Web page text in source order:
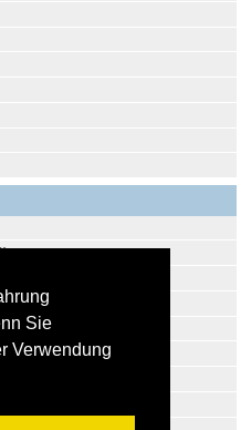
Sie
Verwendung
Miesau (F)